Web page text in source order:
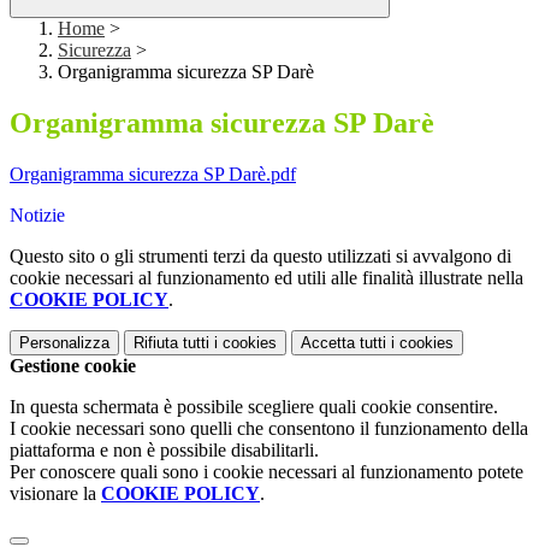
Home >
Sicurezza >
Organigramma sicurezza SP Darè
Organigramma sicurezza SP Darè
Organigramma sicurezza SP Darè.pdf
Notizie
Questo sito o gli strumenti terzi da questo utilizzati si avvalgono di
cookie necessari al funzionamento ed utili alle finalità illustrate nella
COOKIE POLICY.
Personalizza Rifiuta tutti i cookies Accetta tutti i cookies
Gestione cookie
In questa schermata è possibile scegliere quali cookie consentire.
I cookie necessari sono quelli che consentono il funzionamento della
piattaforma e non è possibile disabilitarli.
Per conoscere quali sono i cookie necessari al funzionamento potete
visionare la COOKIE POLICY.